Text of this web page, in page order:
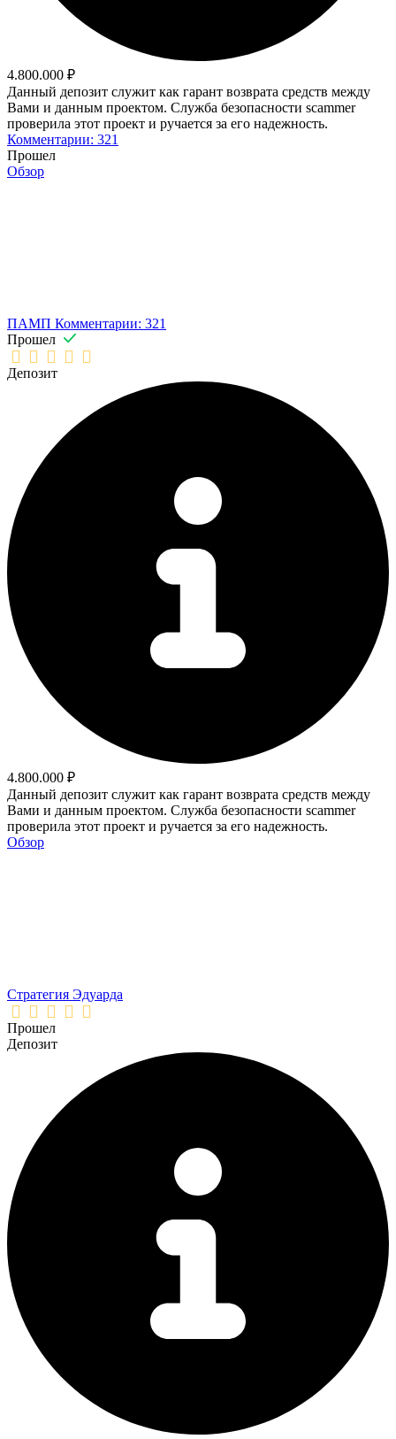
4.800.000 ₽
Данный депозит служит как гарант возврата средств между
Вами и данным проектом. Служба безопасности scammer
проверила этот проект и ручается за его надежность.
Комментарии: 321
Прошел
Обзор
ПАМП Комментарии: 321
Прошел
Депозит
4.800.000 ₽
Данный депозит служит как гарант возврата средств между
Вами и данным проектом. Служба безопасности scammer
проверила этот проект и ручается за его надежность.
Обзор
Стратегия Эдуарда
Прошел
Депозит